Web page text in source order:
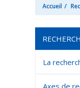
Accueil
La
Axes de